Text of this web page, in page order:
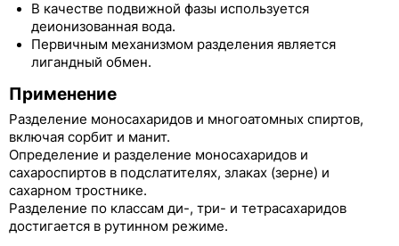
В качестве подвижной фазы используется
деионизованная вода.
Первичным механизмом разделения является
лигандный обмен.
Применение
Разделение моносахаридов и многоатомных спиртов,
включая сорбит и манит.
Определение и разделение моносахаридов и
сахароспиртов в подслатителях, злаках (зерне) и
сахарном тростнике.
Разделение по классам ди-, три- и тетрасахаридов
достигается в рутинном режиме.
Luna Omega
Luna
Synergi
Jupiter
Gemini
Gemini-NX